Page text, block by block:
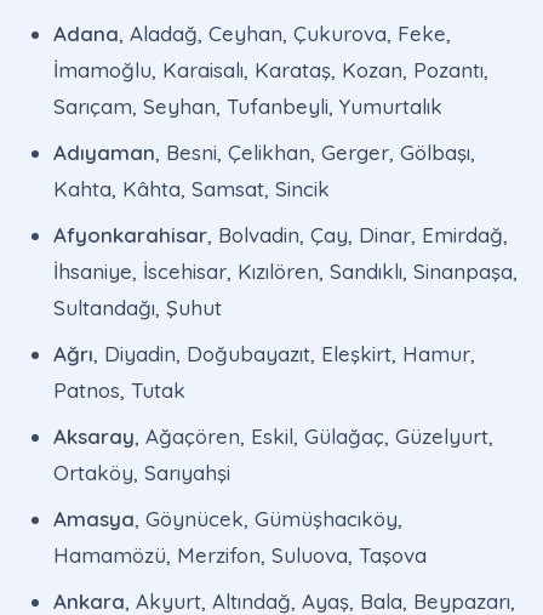
Adana, Aladağ, Ceyhan, Çukurova, Feke,
İmamoğlu, Karaisalı, Karataş, Kozan, Pozantı,
Sarıçam, Seyhan, Tufanbeyli, Yumurtalık
Adıyaman, Besni, Çelikhan, Gerger, Gölbaşı,
Kahta, Kâhta, Samsat, Sincik
Afyonkarahisar, Bolvadin, Çay, Dinar, Emirdağ,
İhsaniye, İscehisar, Kızılören, Sandıklı, Sinanpaşa,
Sultandağı, Şuhut
Ağrı, Diyadin, Doğubayazıt, Eleşkirt, Hamur,
Patnos, Tutak
Aksaray, Ağaçören, Eskil, Gülağaç, Güzelyurt,
Ortaköy, Sarıyahşi
Amasya, Göynücek, Gümüşhacıköy,
Hamamözü, Merzifon, Suluova, Taşova
Ankara, Akyurt, Altındağ, Ayaş, Bala, Beypazarı,